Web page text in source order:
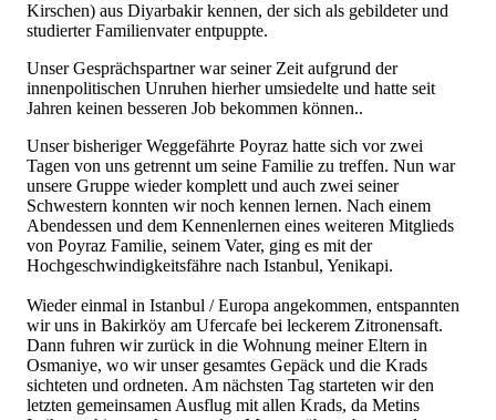
Kirschen) aus Diyarbakir kennen, der sich als gebildeter und
studierter Familienvater entpuppte.
Unser Gesprächspartner war seiner Zeit aufgrund der
innenpolitischen Unruhen hierher umsiedelte und hatte seit
Jahren keinen besseren Job bekommen können..
Unser bisheriger Weggefährte Poyraz hatte sich vor zwei
Tagen von uns getrennt um seine Familie zu treffen. Nun war
unsere Gruppe wieder komplett und auch zwei seiner
Schwestern konnten wir noch kennen lernen. Nach einem
Abendessen und dem Kennenlernen eines weiteren Mitglieds
von Poyraz Familie, seinem Vater, ging es mit der
Hochgeschwindigkeitsfähre nach Istanbul, Yenikapi.
Wieder einmal in Istanbul / Europa angekommen, entspannten
wir uns in Bakirköy am Ufercafe bei leckerem Zitronensaft.
Dann fuhren wir zurück in die Wohnung meiner Eltern in
Osmaniye, wo wir unser gesamtes Gepäck und die Krads
sichteten und ordneten. Am nächsten Tag starteten wir den
letzten gemeinsamen Ausflug mit allen Krads, da Metins